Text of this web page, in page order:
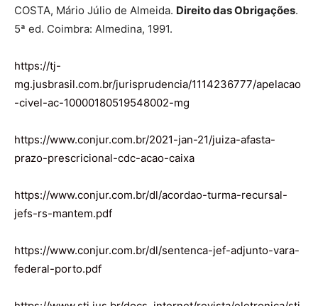
COSTA, Mário Júlio de Almeida. Direito das Obrigações.
5ª ed. Coimbra: Almedina, 1991.
https://tj-
mg.jusbrasil.com.br/jurisprudencia/1114236777/apelacao
-civel-ac-10000180519548002-mg
https://www.conjur.com.br/2021-jan-21/juiza-afasta-
prazo-prescricional-cdc-acao-caixa
https://www.conjur.com.br/dl/acordao-turma-recursal-
jefs-rs-mantem.pdf
https://www.conjur.com.br/dl/sentenca-jef-adjunto-vara-
federal-porto.pdf